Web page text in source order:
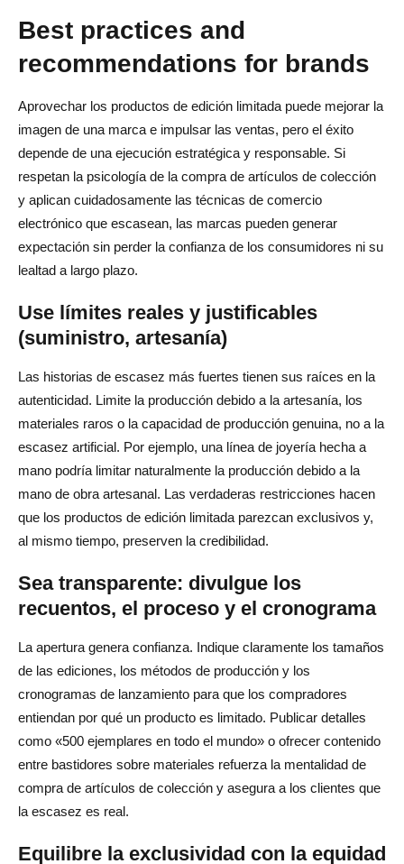
Best practices and
recommendations for brands
Aprovechar los productos de edición limitada puede mejorar la
imagen de una marca e impulsar las ventas, pero el éxito
depende de una ejecución estratégica y responsable. Si
respetan la psicología de la compra de artículos de colección
y aplican cuidadosamente las técnicas de comercio
electrónico que escasean, las marcas pueden generar
expectación sin perder la confianza de los consumidores ni su
lealtad a largo plazo.
Use límites reales y justificables
(suministro, artesanía)
Las historias de escasez más fuertes tienen sus raíces en la
autenticidad. Limite la producción debido a la artesanía, los
materiales raros o la capacidad de producción genuina, no a la
escasez artificial. Por ejemplo, una línea de joyería hecha a
mano podría limitar naturalmente la producción debido a la
mano de obra artesanal. Las verdaderas restricciones hacen
que los productos de edición limitada parezcan exclusivos y,
al mismo tiempo, preserven la credibilidad.
Sea transparente: divulgue los
recuentos, el proceso y el cronograma
La apertura genera confianza. Indique claramente los tamaños
de las ediciones, los métodos de producción y los
cronogramas de lanzamiento para que los compradores
entiendan por qué un producto es limitado. Publicar detalles
como «500 ejemplares en todo el mundo» o ofrecer contenido
entre bastidores sobre materiales refuerza la mentalidad de
compra de artículos de colección y asegura a los clientes que
la escasez es real.
Equilibre la exclusividad con la equidad